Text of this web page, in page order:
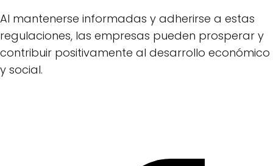
Al mantenerse informadas y adherirse a estas
regulaciones, las empresas pueden prosperar y
contribuir positivamente al desarrollo económico
y social.